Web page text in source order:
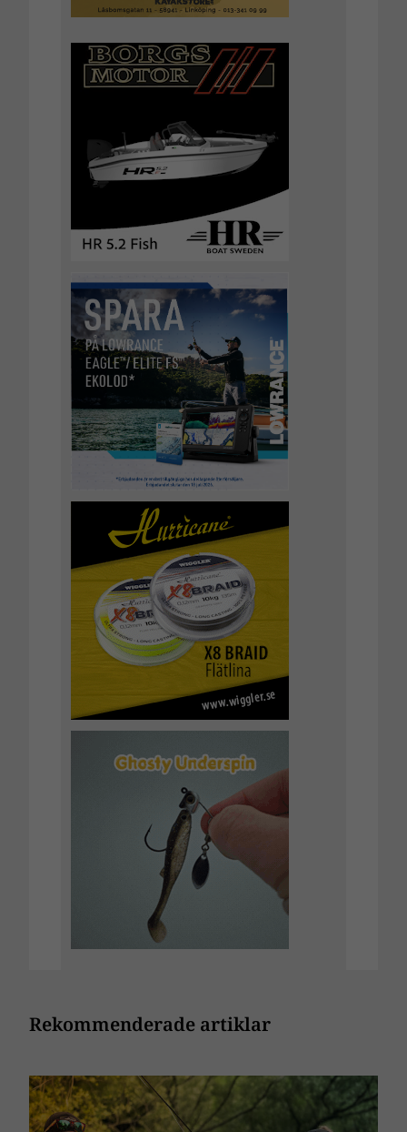
Rekommenderade artiklar